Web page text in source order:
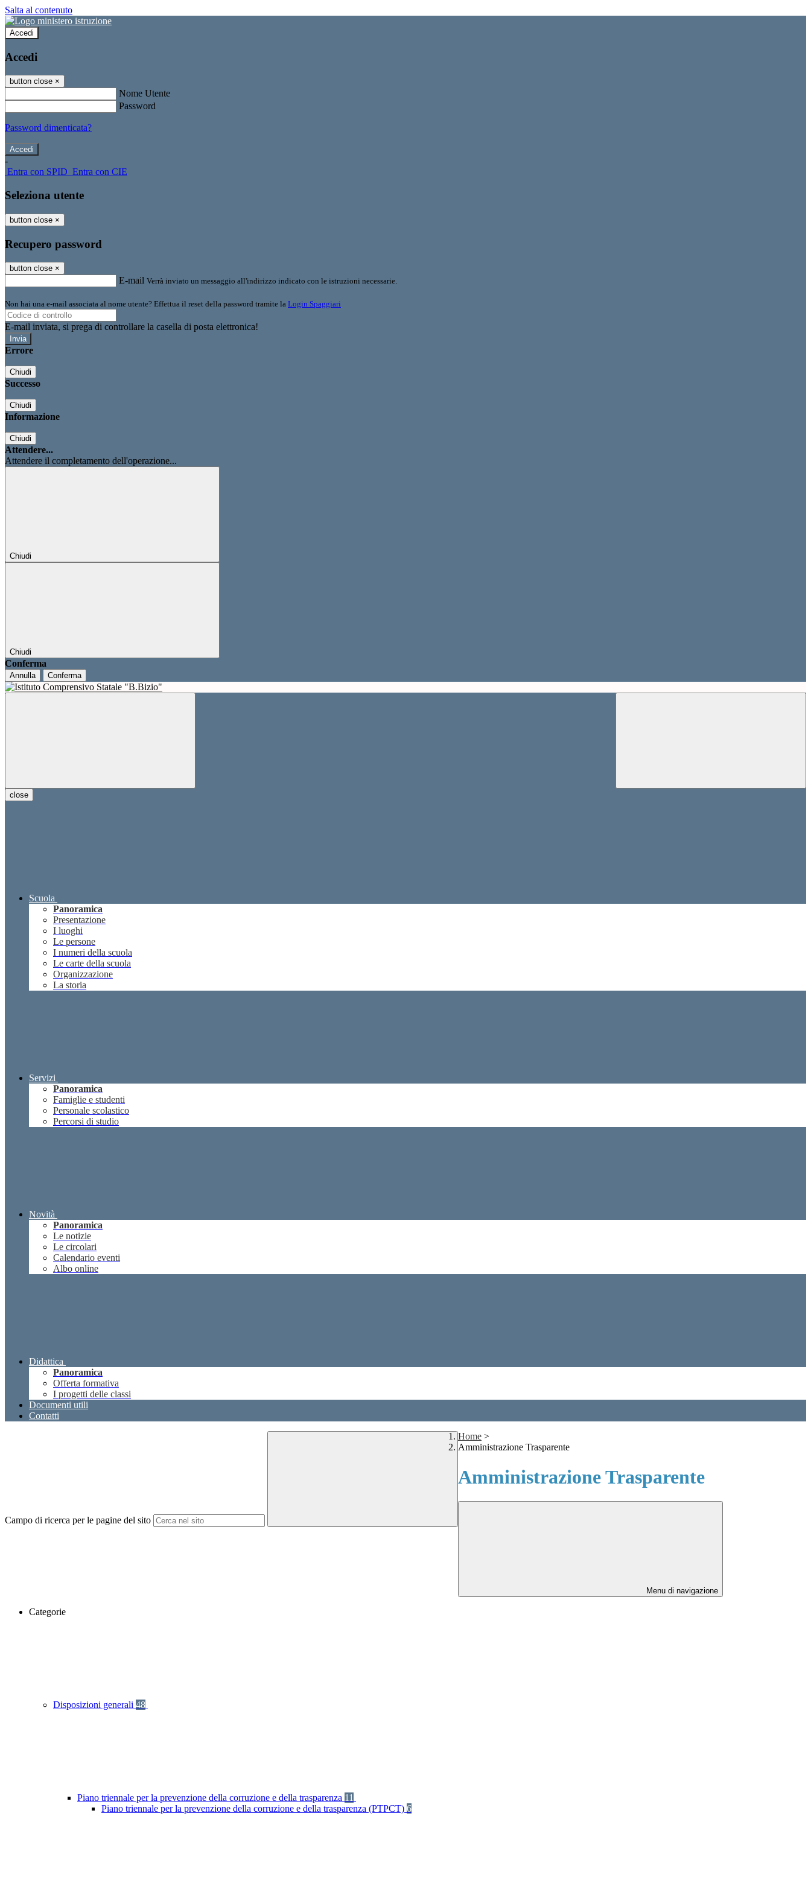
Salta al contenuto
Accedi
Accedi
button close ×
Nome Utente
Password
Password dimenticata?
-
Entra con SPID Entra con CIE
Seleziona utente
button close ×
Recupero password
button close ×
E-mail Verrà inviato un messaggio all'indirizzo indicato con le istruzioni necessarie.
Non hai una e-mail associata al nome utente? Effettua il reset della password tramite la Login Spaggiari
E-mail inviata, si prega di controllare la casella di posta elettronica!
Errore
Chiudi
Successo
Chiudi
Informazione
Chiudi
Attendere...
Attendere il completamento dell'operazione...
Chiudi
Chiudi
Conferma
Annulla Conferma
close
Scuola
Panoramica
Presentazione
I luoghi
Le persone
I numeri della scuola
Le carte della scuola
Organizzazione
La storia
Servizi
Panoramica
Famiglie e studenti
Personale scolastico
Percorsi di studio
Novità
Panoramica
Le notizie
Le circolari
Calendario eventi
Albo online
Didattica
Panoramica
Offerta formativa
I progetti delle classi
Documenti utili
Contatti
Campo di ricerca per le pagine del sito
Home >
Amministrazione Trasparente
Amministrazione Trasparente
Menu di navigazione
Categorie
Disposizioni generali 48
Piano triennale per la prevenzione della corruzione e della trasparenza 11
Piano triennale per la prevenzione della corruzione e della trasparenza (PTPCT) 6